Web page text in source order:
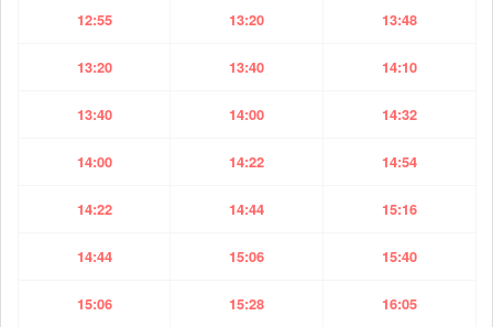
12:55 13:20 13:48
13:20 13:40 14:10
13:40 14:00 14:32
14:00 14:22 14:54
14:22 14:44 15:16
14:44 15:06 15:40
15:06 15:28 16:05